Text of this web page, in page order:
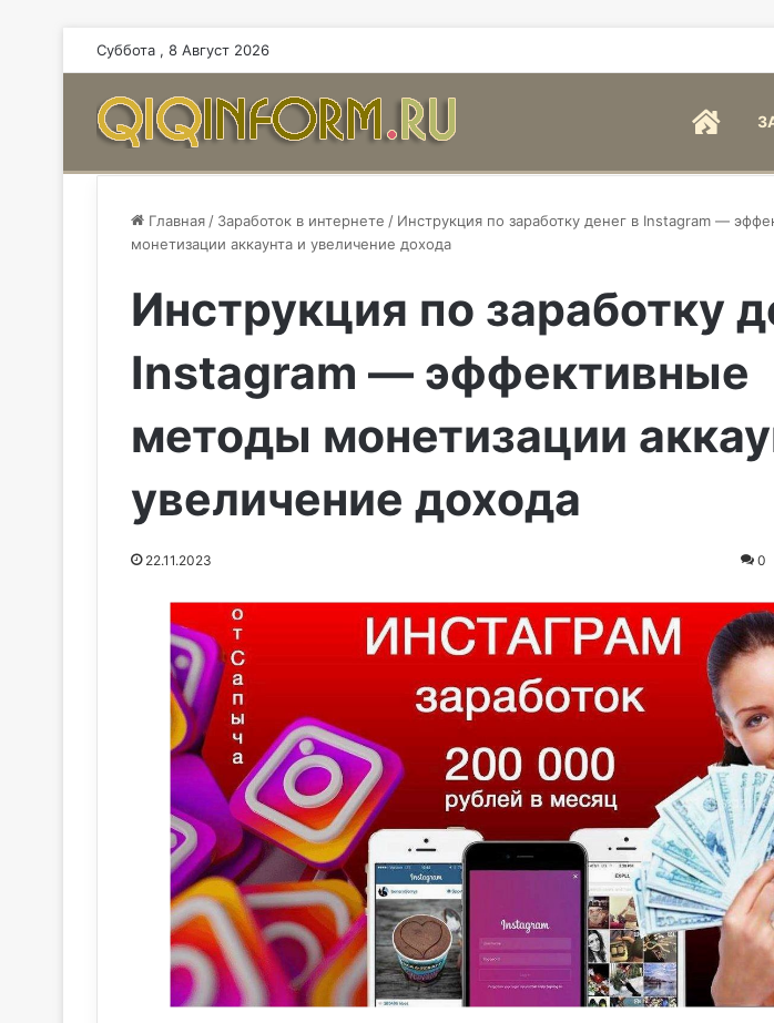
Суббота , 8 Август 2026
Главная / Заработок в интернете / Инструкция по заработку денег в Instagram —
монетизации аккаунта и увеличение дохода
Инструкция по заработку
Instagram — эффективные
методы монетизации
увеличение дохода
22.11.2023 0